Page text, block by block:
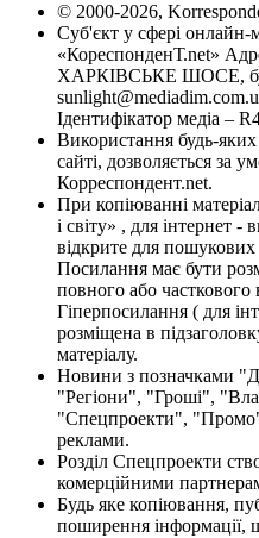
© 2000-2026,
Суб'єкт у сфері онлайн-
«КореспонденТ.net»
ХАРКІВСЬКЕ ШОСЕ,
Ідентифікатор медіа –
Використання будь-
сайті, дозволяється за
Корреспондент.net.
При копіюванні
і світу» , для інтернет -
відкрите для
Посилання має бути
повного або часткового
Гіперпосилання ( для
розміщена в
матеріалу.
Новини з позначками
"Регіони", "Гроші",
"Спецпроекти", "Промо"
реклами.
Розділ Спецпроекти
комерційними
Будь яке копіювання,
поширення інформації,